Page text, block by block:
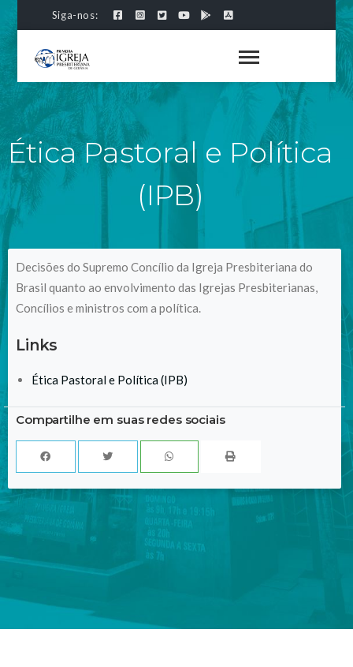
Siga-nos:
Ética Pastoral e Política
(IPB)
Decisões do Supremo Concílio da Igreja Presbiteriana do
Brasil quanto ao envolvimento das Igrejas Presbiterianas,
Concílios e ministros com a política.
Links
Ética Pastoral e Política (IPB)
Compartilhe em suas redes sociais